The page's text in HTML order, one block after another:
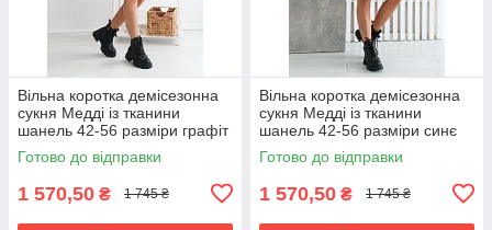
Вільна коротка демісезонна
сукня Медді із тканини
шанель 42-56 разміри графіт
Готово до відправки
1 570,50 ₴ 1 745 ₴
Вільна коротка демісезонна
сукня Медді із тканини
шанель 42-56 разміри синє
Готово до відправки
1 570,50 ₴ 1 745 ₴